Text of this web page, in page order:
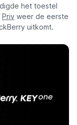
het toestel
Priv weer de eerste
uitkomt.